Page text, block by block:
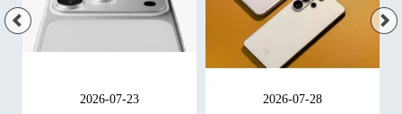
2026-07-23 2026-07-28